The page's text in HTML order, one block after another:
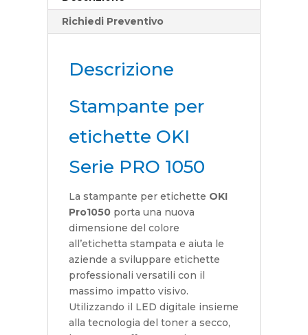
Richiedi Preventivo
Descrizione
Stampante per
etichette OKI
Serie PRO 1050
La stampante per etichette OKI
Pro1050porta una nuova
dimensione del colore
all’etichetta stampata e aiuta le
aziende a sviluppare etichette
professionali versatili con il
massimo impatto visivo.
Utilizzando il LED digitale insieme
alla tecnologia del toner a secco,